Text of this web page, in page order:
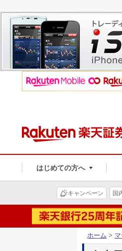
はじめての方へ
キャンペーン 国
ホーム >